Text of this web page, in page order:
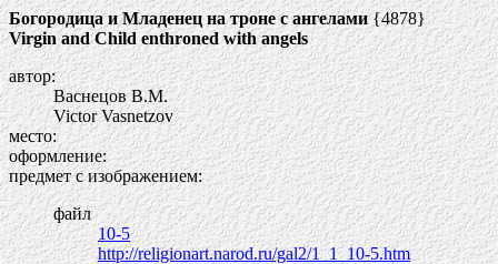
Богородица и Младенец на троне с ангелами{4878}
Virgin and Child enthroned with angels
автор:
Васнецов В.М.
Victor Vasnetzov
место:
оформление:
предмет с изображением:
файл
10-5
http://religionart.narod.ru/gal2/1_1_10-5.htm